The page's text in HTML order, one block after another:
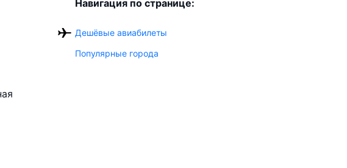
Навигация по странице:
Дешёвые авиабилеты
Популярные города